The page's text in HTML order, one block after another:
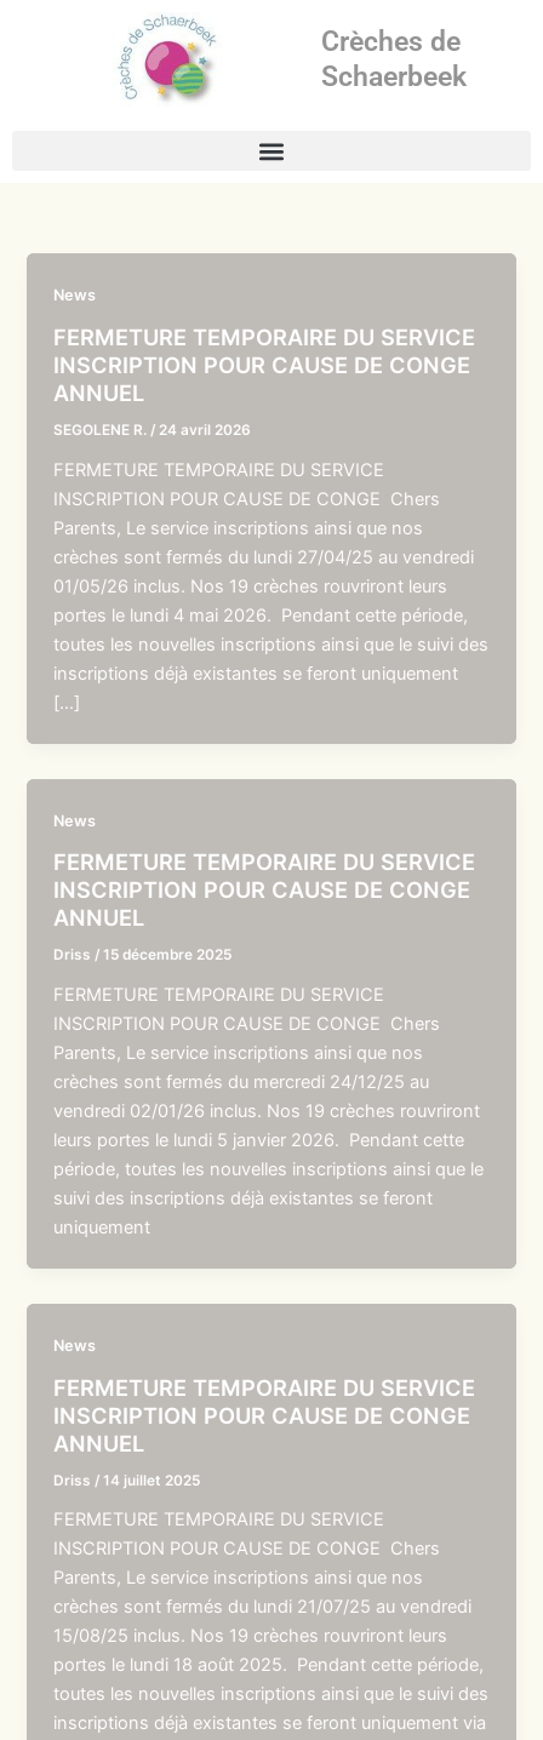
Crèches de
Schaerbeek
News
FERMETURE TEMPORAIRE DU SERVICE
INSCRIPTION POUR CAUSE DE CONGE
ANNUEL
SEGOLENE R. / 24 avril 2026
FERMETURE TEMPORAIRE DU SERVICE
INSCRIPTION POUR CAUSE DE CONGE Chers
Parents, Le service inscriptions ainsi que nos
crèches sont fermés du lundi 27/04/25 au vendredi
01/05/26 inclus. Nos 19 crèches rouvriront leurs
portes le lundi 4 mai 2026. Pendant cette période,
toutes les nouvelles inscriptions ainsi que le suivi des
inscriptions déjà existantes se feront uniquement
[…]
News
FERMETURE TEMPORAIRE DU SERVICE
INSCRIPTION POUR CAUSE DE CONGE
ANNUEL
Driss /15 décembre 2025
FERMETURE TEMPORAIRE DU SERVICE
INSCRIPTION POUR CAUSE DE CONGE Chers
Parents, Le service inscriptions ainsi que nos
crèches sont fermés du mercredi 24/12/25 au
vendredi 02/01/26 inclus. Nos 19 crèches rouvriront
leurs portes le lundi 5 janvier 2026. Pendant cette
période, toutes les nouvelles inscriptions ainsi que le
suivi des inscriptions déjà existantes se feront
uniquement
News
FERMETURE TEMPORAIRE DU SERVICE
INSCRIPTION POUR CAUSE DE CONGE
ANNUEL
Driss /14 juillet 2025
FERMETURE TEMPORAIRE DU SERVICE
INSCRIPTION POUR CAUSE DE CONGE Chers
Parents, Le service inscriptions ainsi que nos
crèches sont fermés du lundi 21/07/25 au vendredi
15/08/25 inclus. Nos 19 crèches rouvriront leurs
portes le lundi 18 août 2025. Pendant cette période,
toutes les nouvelles inscriptions ainsi que le suivi des
inscriptions déjà existantes se feront uniquement via